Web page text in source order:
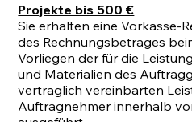
Projekte bis 500 €
Sie erhalten eine Vorkasse-
des Rechnungsbetrages
Vorliegen der für die
und Materialien des
vertraglich vereinbarten
Auftragnehmer innerhalb